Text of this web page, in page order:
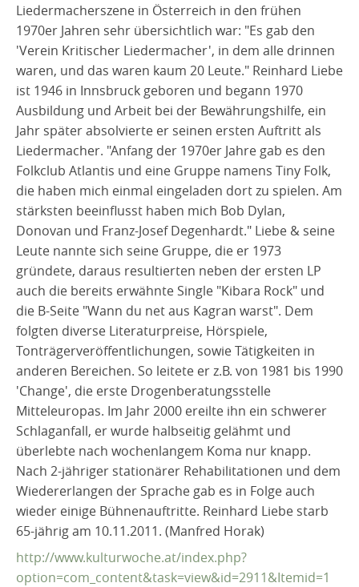
Liedermacherszene in Österreich in den frühen
1970er Jahren sehr übersichtlich war: "Es gab den
'Verein Kritischer Liedermacher', in dem alle drinnen
waren, und das waren kaum 20 Leute." Reinhard Liebe
ist 1946 in Innsbruck geboren und begann 1970
Ausbildung und Arbeit bei der Bewährungshilfe, ein
Jahr später absolvierte er seinen ersten Auftritt als
Liedermacher. "Anfang der 1970er Jahre gab es den
Folkclub Atlantis und eine Gruppe namens Tiny Folk,
die haben mich einmal eingeladen dort zu spielen. Am
stärksten beeinflusst haben mich Bob Dylan,
Donovan und Franz-Josef Degenhardt." Liebe & seine
Leute nannte sich seine Gruppe, die er 1973
gründete, daraus resultierten neben der ersten LP
auch die bereits erwähnte Single "Kibara Rock" und
die B-Seite "Wann du net aus Kagran warst". Dem
folgten diverse Literaturpreise, Hörspiele,
Tonträgerveröffentlichungen, sowie Tätigkeiten in
anderen Bereichen. So leitete er z.B. von 1981 bis 1990
'Change', die erste Drogenberatungsstelle
Mitteleuropas. Im Jahr 2000 ereilte ihn ein schwerer
Schlaganfall, er wurde halbseitig gelähmt und
überlebte nach wochenlangem Koma nur knapp.
Nach 2-jähriger stationärer Rehabilitationen und dem
Wiedererlangen der Sprache gab es in Folge auch
wieder einige Bühnenauftritte. Reinhard Liebe starb
65-jährig am 10.11.2011. (Manfred Horak)
http://www.kulturwoche.at/index.php?
option=com_content&task=view&id=2911&Itemid=1